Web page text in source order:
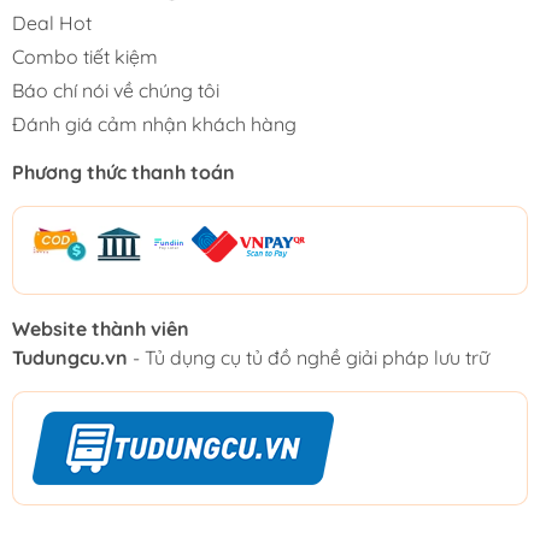
Deal Hot
Combo tiết kiệm
Báo chí nói về chúng tôi
Đánh giá cảm nhận khách hàng
Phương thức thanh toán
Website thành viên
Tudungcu.vn - Tủ dụng cụ tủ đồ nghề giải pháp lưu trữ